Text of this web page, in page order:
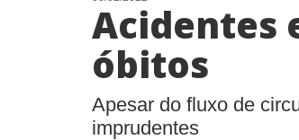
Acidentes
óbitos
Apesar do fluxo de
imprudentes